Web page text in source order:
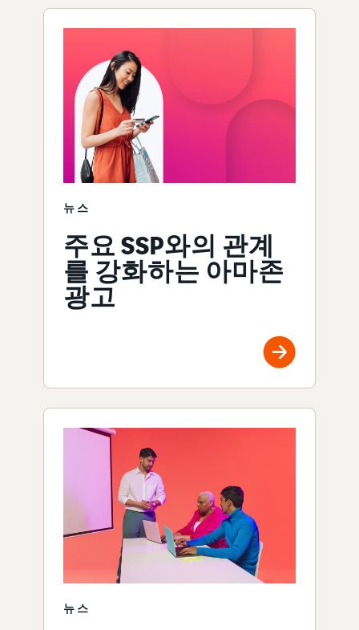
뉴스
주요 SSP와의 관계
를 강화하는 아마존
광고
뉴스